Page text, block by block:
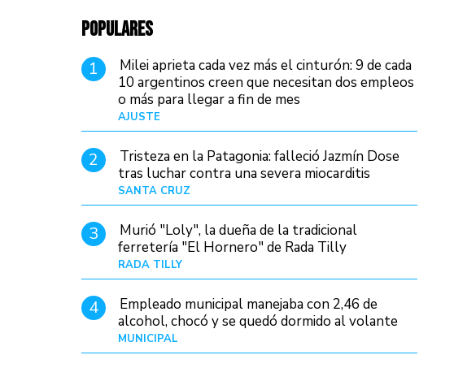
POPULARES
1
Milei aprieta cada vez más el cinturón: 9 de cada
10 argentinos creen que necesitan dos empleos
o más para llegar a fin de mes
AJUSTE
2
Tristeza en la Patagonia: falleció Jazmín Dose
tras luchar contra una severa miocarditis
SANTA CRUZ
3
Murió "Loly", la dueña de la tradicional
ferretería "El Hornero" de Rada Tilly
RADA TILLY
4
Empleado municipal manejaba con 2,46 de
alcohol, chocó y se quedó dormido al volante
MUNICIPAL